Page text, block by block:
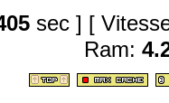
sec ] [
Ram: